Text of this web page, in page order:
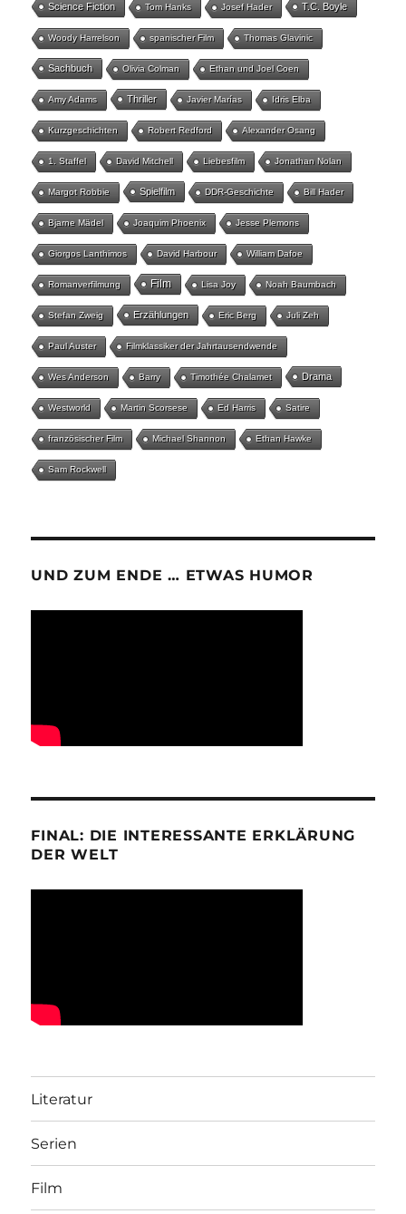
Science Fiction Tom Hanks Josef Hader T.C. Boyle
Woody Harrelson spanischer Film Thomas Glavinic
Sachbuch Olivia Colman Ethan und Joel Coen
Amy Adams Thriller Javier Marías Idris Elba
Kurzgeschichten Robert Redford Alexander Osang
1. Staffel David Mitchell Liebesfilm Jonathan Nolan
Margot Robbie Spielfilm DDR-Geschichte Bill Hader
Bjarne Mädel Joaquim Phoenix Jesse Plemons
Giorgos Lanthimos David Harbour William Dafoe
Romanverfilmung Film Lisa Joy Noah Baumbach
Stefan Zweig Erzählungen Eric Berg Juli Zeh
Paul Auster Filmklassiker der Jahrtausendwende
Wes Anderson Barry Timothée Chalamet Drama
Westworld Martin Scorsese Ed Harris Satire
französischer Film Michael Shannon Ethan Hawke
Sam Rockwell
UND ZUM ENDE … ETWAS HUMOR
FINAL: DIE INTERESSANTE ERKLÄRUNG
DER WELT
Literatur
Serien
Film